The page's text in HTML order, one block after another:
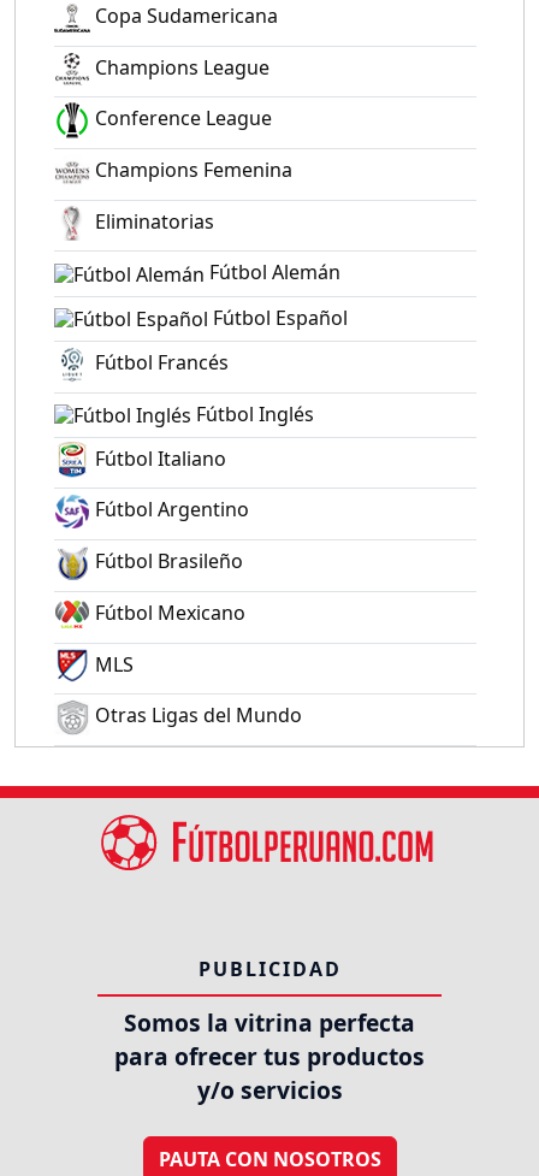
Copa Sudamericana
Champions League
Conference League
Champions Femenina
Eliminatorias
Fútbol Alemán
Fútbol Español
Fútbol Francés
Fútbol Inglés
Fútbol Italiano
Fútbol Argentino
Fútbol Brasileño
Fútbol Mexicano
MLS
Otras Ligas del Mundo
PUBLICIDAD
Somos la vitrina perfecta
para ofrecer tus productos
y/o servicios
PAUTA CON NOSOTROS